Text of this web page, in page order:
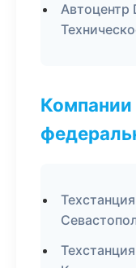
Автоцентр